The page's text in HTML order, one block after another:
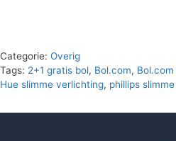
Categorie: Overig
Tags: 2+1 gratis bol, Bol.com,
Hue slimme verlichting, phillips